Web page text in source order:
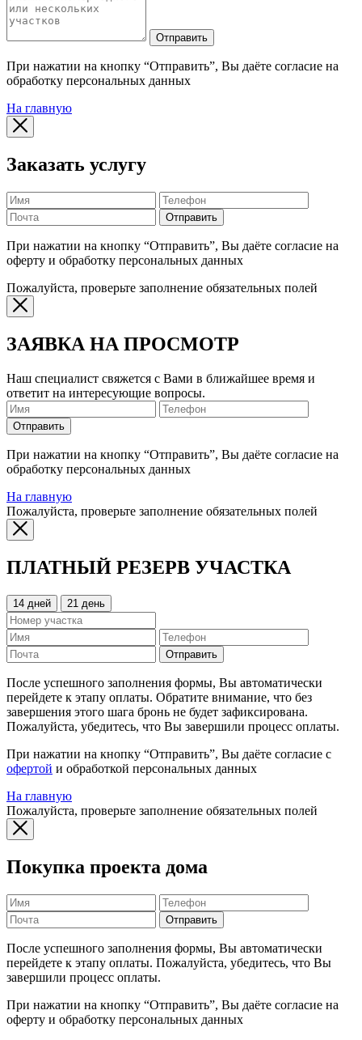
Отправить
При нажатии на кнопку “Отправить”, Вы даёте согласие на
обработку персональных данных
На главную
Заказать услугу
Отправить
При нажатии на кнопку “Отправить”, Вы даёте согласие на
оферту и обработку персональных данных
Пожалуйста, проверьте заполнение обязательных полей
ЗАЯВКА НА ПРОСМОТР
Наш специалист свяжется с Вами в ближайшее время и
ответит на интересующие вопросы.
Отправить
При нажатии на кнопку “Отправить”, Вы даёте согласие на
обработку персональных данных
На главную
Пожалуйста, проверьте заполнение обязательных полей
ПЛАТНЫЙ РЕЗЕРВ УЧАСТКА
14 дней 21 день
Отправить
После успешного заполнения формы, Вы автоматически
перейдете к этапу оплаты. Обратите внимание, что без
завершения этого шага бронь не будет зафиксирована.
Пожалуйста, убедитесь, что Вы завершили процесс оплаты.
При нажатии на кнопку “Отправить”, Вы даёте согласие с
офертой и обработкой персональных данных
На главную
Пожалуйста, проверьте заполнение обязательных полей
Покупка проекта дома
Отправить
После успешного заполнения формы, Вы автоматически
перейдете к этапу оплаты. Пожалуйста, убедитесь, что Вы
завершили процесс оплаты.
При нажатии на кнопку “Отправить”, Вы даёте согласие на
оферту и обработку персональных данных